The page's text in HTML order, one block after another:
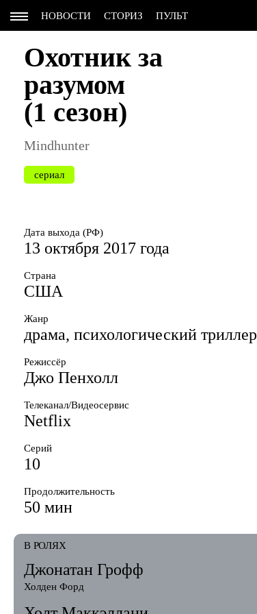
НОВОСТИ СТОРИЗ ПУЛЬТ
Охотник за
разумом
(1 сезон)
Mindhunter
сериал
Дата выхода (РФ)
13 октября 2017 года
Страна
США
Жанр
драма, психологический триллер
Режиссёр
Джо Пенхолл
Телеканал/Видеосервис
Netflix
Серий
10
Продолжительность
50 мин
В РОЛЯХ
Джонатан Грофф
Холден Форд